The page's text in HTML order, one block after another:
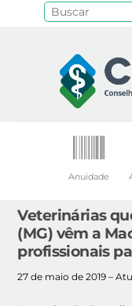
Anuidade
Veterinárias
(MG) vêm a
profissionais
27 de maio de 2019 –